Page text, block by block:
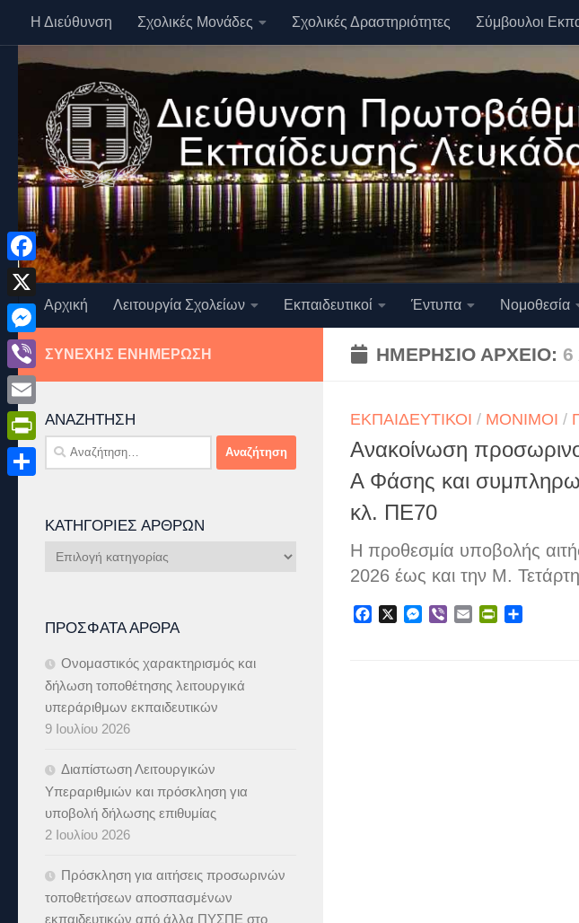
Skip to content
Η Διεύθυνση Σχολικές Μονάδες Σχολικές Δραστηριότητες Σύμβουλοι
Αρχική Λειτουργία Σχολείων Εκπαιδευτικοί Έντυπα Νομοθεσία
ΗΜΕΡΉΣΙΟ ΑΡΧΕΊΟ: 6
ΕΚΠΑΙΔΕΥΤΙΚΟΊ / ΜΌΝΙΜΟΙ /
Ανακοίνωση
Α Φάσης και
κλ. ΠΕ70
Η προθεσμία υποβολής
2026 έως και την Μ.
FacebookMessenger
Viber EmailPrintFriendly
ΣΥΝΕΧΉΣ ΕΝΗΜΈΡΩΣΗ
ΑΝΑΖΉΤΗΣΗ
Αναζήτηση
για:
ΚΑΤΗΓΟΡΊΕΣ ΆΡΘΡΩΝ
Κατηγορίες
ΠΡΌΣΦΑΤΑ ΆΡΘΡΑ
Ονομαστικός χαρακτηρισμός και
δήλωση τοποθέτησης λειτουργικά
υπεράριθμων εκπαιδευτικών
9 Ιουλίου 2026
Διαπίστωση Λειτουργικών
Υπεραριθμιών και πρόσκληση για
υποβολή δήλωσης επιθυμίας
2 Ιουλίου 2026
Πρόσκληση για αιτήσεις προσωρινών
τοποθετήσεων αποσπασμένων
εκπαιδευτικών από άλλα ΠΥΣΠΕ στο
Facebook
X
Messenger
Viber
Email
PrintFriendly